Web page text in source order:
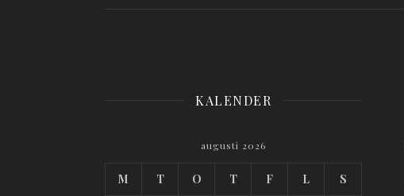
KALENDER
augusti 2026
M T O T F L S